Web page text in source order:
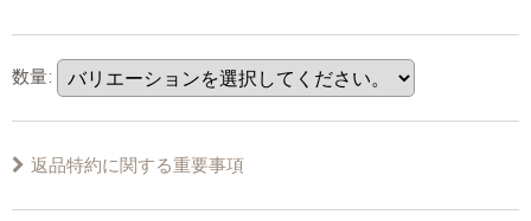
数量:
返品特約に関する重要事項